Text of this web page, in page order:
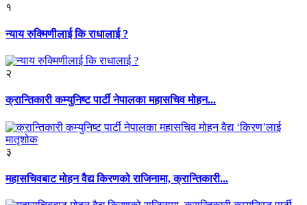
१
न्याय रुक्मिणीलाई कि राधालाई ?
२
क्रान्तिकारी कम्युनिष्ट पार्टी नेपालका महासचिव मोहन...
३
महासचिवबाट मोहन वैद्य किरणको राजिनामा, क्रान्तिकारी...